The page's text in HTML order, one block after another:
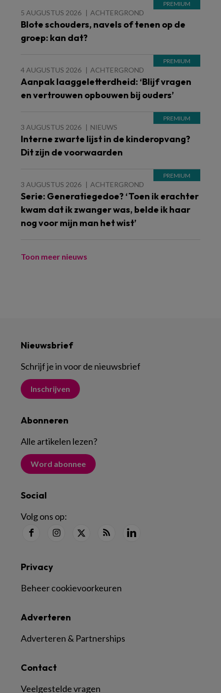
5 AUGUSTUS 2026 ACHTERGROND
Blote schouders, navels of tenen op de
groep: kan dat?
4 AUGUSTUS 2026 ACHTERGROND
Aanpak laaggeletterdheid: ‘Blijf vragen
en vertrouwen opbouwen bij ouders’
3 AUGUSTUS 2026 NIEUWS
Interne zwarte lijst in de kinderopvang?
Dit zijn de voorwaarden
3 AUGUSTUS 2026 ACHTERGROND
Serie: Generatiegedoe? ‘Toen ik erachter
kwam dat ik zwanger was, belde ik haar
nog voor mijn man het wist’
Toon meer nieuws
Nieuwsbrief
Schrijf je in voor de nieuwsbrief
Inschrijven
Abonneren
Alle artikelen lezen?
Word abonnee
Social
Volg ons op:
Contact
Veelgestelde vragen
Adverteren
Adverteren & Partnerships
Privacy
Beheer cookievoorkeuren